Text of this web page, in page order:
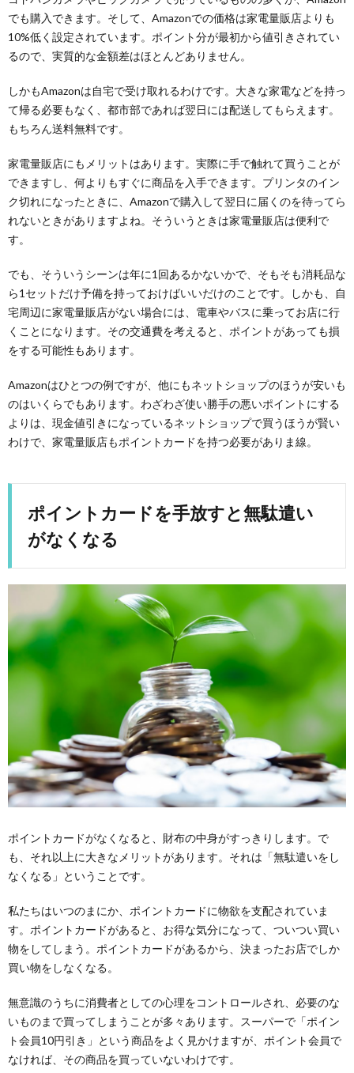
でも購入できます。そして、Amazonでの価格は家電量販店よりも
10%低く設定されています。ポイント分が最初から値引きされてい
るので、実質的な金額差はほとんどありません。
しかもAmazonは自宅で受け取れるわけです。大きな家電などを持っ
て帰る必要もなく、都市部であれば翌日には配送してもらえます。
もちろん送料無料です。
家電量販店にもメリットはあります。実際に手で触れて買うことが
できますし、何よりもすぐに商品を入手できます。プリンタのイン
ク切れになったときに、Amazonで購入して翌日に届くのを待ってら
れないときがありますよね。そういうときは家電量販店は便利で
す。
でも、そういうシーンは年に1回あるかないかで、そもそも消耗品な
ら1セットだけ予備を持っておけばいいだけのことです。しかも、自
宅周辺に家電量販店がない場合には、電車やバスに乗ってお店に行
くことになります。その交通費を考えると、ポイントがあっても損
をする可能性もあります。
Amazonはひとつの例ですが、他にもネットショップのほうが安いも
のはいくらでもあります。わざわざ使い勝手の悪いポイントにする
よりは、現金値引きになっているネットショップで買うほうが賢い
わけで、家電量販店もポイントカードを持つ必要がありま線。
ポイントカードを手放すと無駄遣い
がなくなる
ポイントカードがなくなると、財布の中身がすっきりします。で
も、それ以上に大きなメリットがあります。それは「無駄遣いをし
なくなる」ということです。
私たちはいつのまにか、ポイントカードに物欲を支配されていま
す。ポイントカードがあると、お得な気分になって、ついつい買い
物をしてしまう。ポイントカードがあるから、決まったお店でしか
買い物をしなくなる。
無意識のうちに消費者としての心理をコントロールされ、必要のな
いものまで買ってしまうことが多々あります。スーパーで「ポイン
ト会員10円引き」という商品をよく見かけますが、ポイント会員で
なければ、その商品を買っていないわけです。